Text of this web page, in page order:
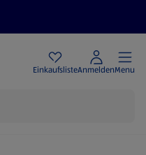
EinkaufslisteAnmeldenMenu